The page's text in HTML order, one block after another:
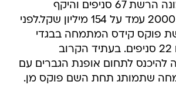
וחדשניים. כיום מונה הרשת 67 סניפים והיקף
מכירותיה בשנת 2000 עמד על 154 מיליון שקל.לפני
פוקס קידס המתמחה בבגדי
ילדים, ומונה כיום 22 סניפים. בעתיד הקרוב
לתחום אופנת הגברים עם
שתמותג תחת השם פוקס מן.